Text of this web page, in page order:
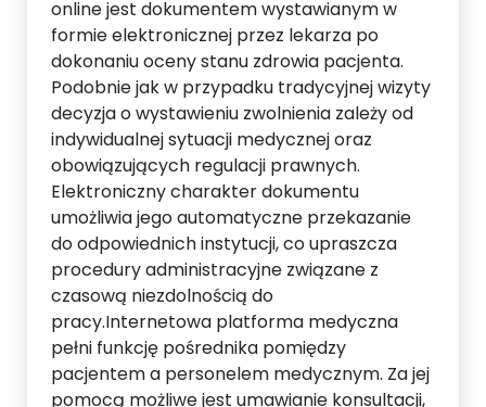
online jest dokumentem wystawianym w
formie elektronicznej przez lekarza po
dokonaniu oceny stanu zdrowia pacjenta.
Podobnie jak w przypadku tradycyjnej wizyty
decyzja o wystawieniu zwolnienia zależy od
indywidualnej sytuacji medycznej oraz
obowiązujących regulacji prawnych.
Elektroniczny charakter dokumentu
umożliwia jego automatyczne przekazanie
do odpowiednich instytucji, co upraszcza
procedury administracyjne związane z
czasową niezdolnością do
pracy.Internetowa platforma medyczna
pełni funkcję pośrednika pomiędzy
pacjentem a personelem medycznym. Za jej
pomocą możliwe jest umawianie konsultacji,